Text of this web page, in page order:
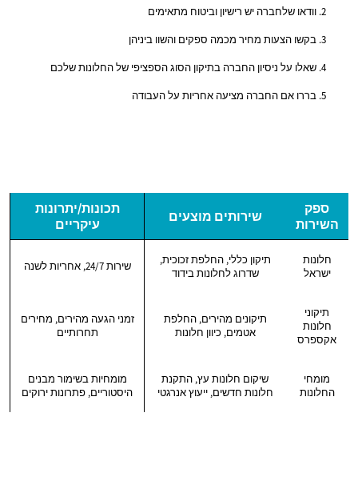
וודאו שלחברה יש רישיון וביטוח מתאימים
בקשו הצעות מחיר מכמה ספקים והשוו ביניהן
שאלו על ניסיון החברה בתיקון הסוג הספציפי של החלונות שלכם
בררו אם החברה מציעה אחריות על העבודה
ספק
השירות
שירותים מוצעים
תכונות/יתרונות
עיקריים
חלונות
ישראל
תיקון כללי, החלפת זכוכית,
שדרוג לחלונות בידוד
שירות 24/7, אחריות לשנה
תיקוני
חלונות
אקספרס
תיקונים מהירים, החלפת
אטמים, כיוון חלונות
זמני הגעה מהירים, מחירים
תחרותיים
מומחי
החלונות
שיקום חלונות עץ, התקנת
חלונות חדשים, ייעוץ אנרגטי
מומחיות בשימור מבנים
היסטוריים, פתרונות ירוקים